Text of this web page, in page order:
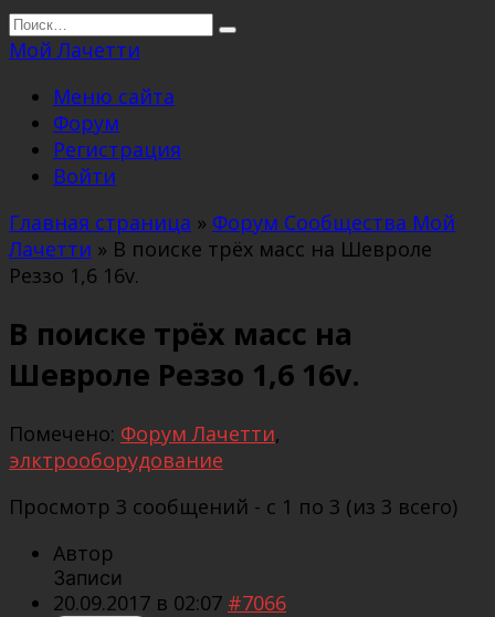
Перейти
к
Search
for:
Мой Лачетти
Меню сайта
Форум
Регистрация
Войти
Главная страница » Форум Сообщества Мой
Лачетти » В поиске трёх масс на Шевроле
Реззо 1,6 16v.
В поиске трёх масс на
Шевроле Реззо 1,6 16v.
Помечено: Форум Лачетти,
элктрооборудование
Просмотр 3 сообщений - с 1 по 3 (из 3 всего)
Автор
Записи
20.09.2017 в 02:07 #7066